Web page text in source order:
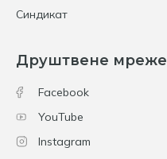
Синдикат
Друштвене мреже
Facebook
YouTube
Instagram